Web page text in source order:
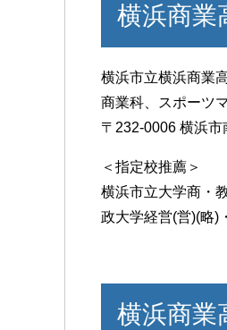
横浜商業
横浜市立横浜商業
商業科、スポーツ
〒232-0006 横浜
＜指定校推薦＞
横浜市立大学商・
政大学経営(営)(略)
横浜商業